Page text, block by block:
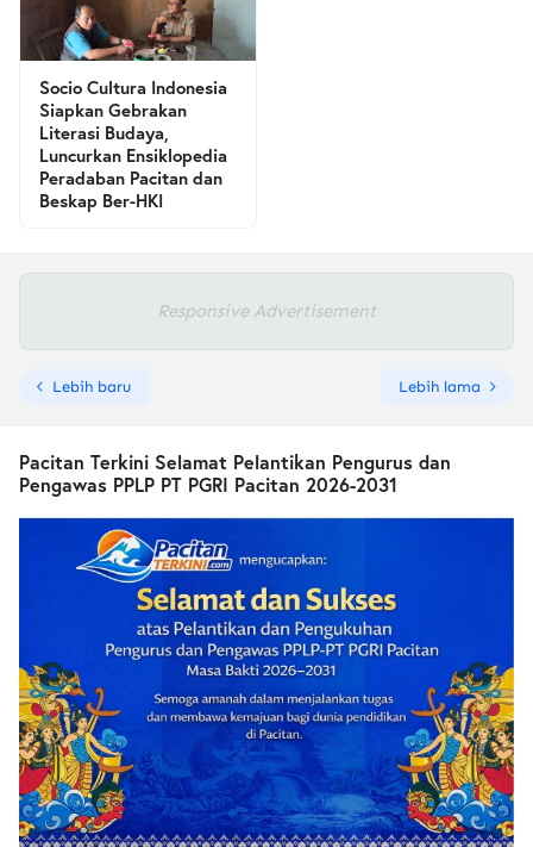
Socio Cultura Indonesia
Siapkan Gebrakan
Literasi Budaya,
Luncurkan Ensiklopedia
Peradaban Pacitan dan
Beskap Ber-HKI
Responsive Advertisement
Lebih baru Lebih lama
Pacitan Terkini Selamat Pelantikan Pengurus dan
Pengawas PPLP PT PGRI Pacitan 2026-2031